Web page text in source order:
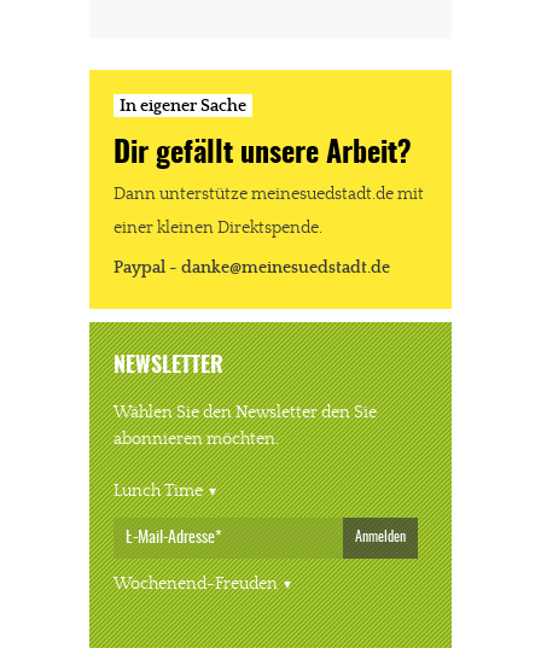
In eigener Sache
Dir gefällt unsere Arbeit?
Dann unterstütze meinesuedstadt.de mit
einer kleinen Direktspende.
Paypal - danke@meinesuedstadt.de
NEWSLETTER
Wählen Sie den Newsletter den Sie
abonnieren möchten.
Lunch Time
Anmelden
Wochenend-Freuden